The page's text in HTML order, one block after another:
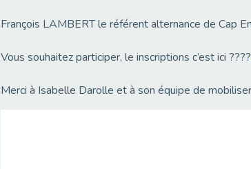
François LAMBERT le référent alternance de Cap
Vous souhaitez participer, le inscriptions c’est ici ????
Merci à Isabelle Darolle et à son équipe de